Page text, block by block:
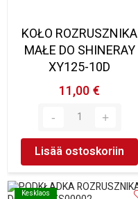
KOŁO ROZRUSZNIKA
MAŁE DO SHINERAY
XY125-10D
11,00 €
Lisää ostoskoriin
Kesklaos
Kesklaos